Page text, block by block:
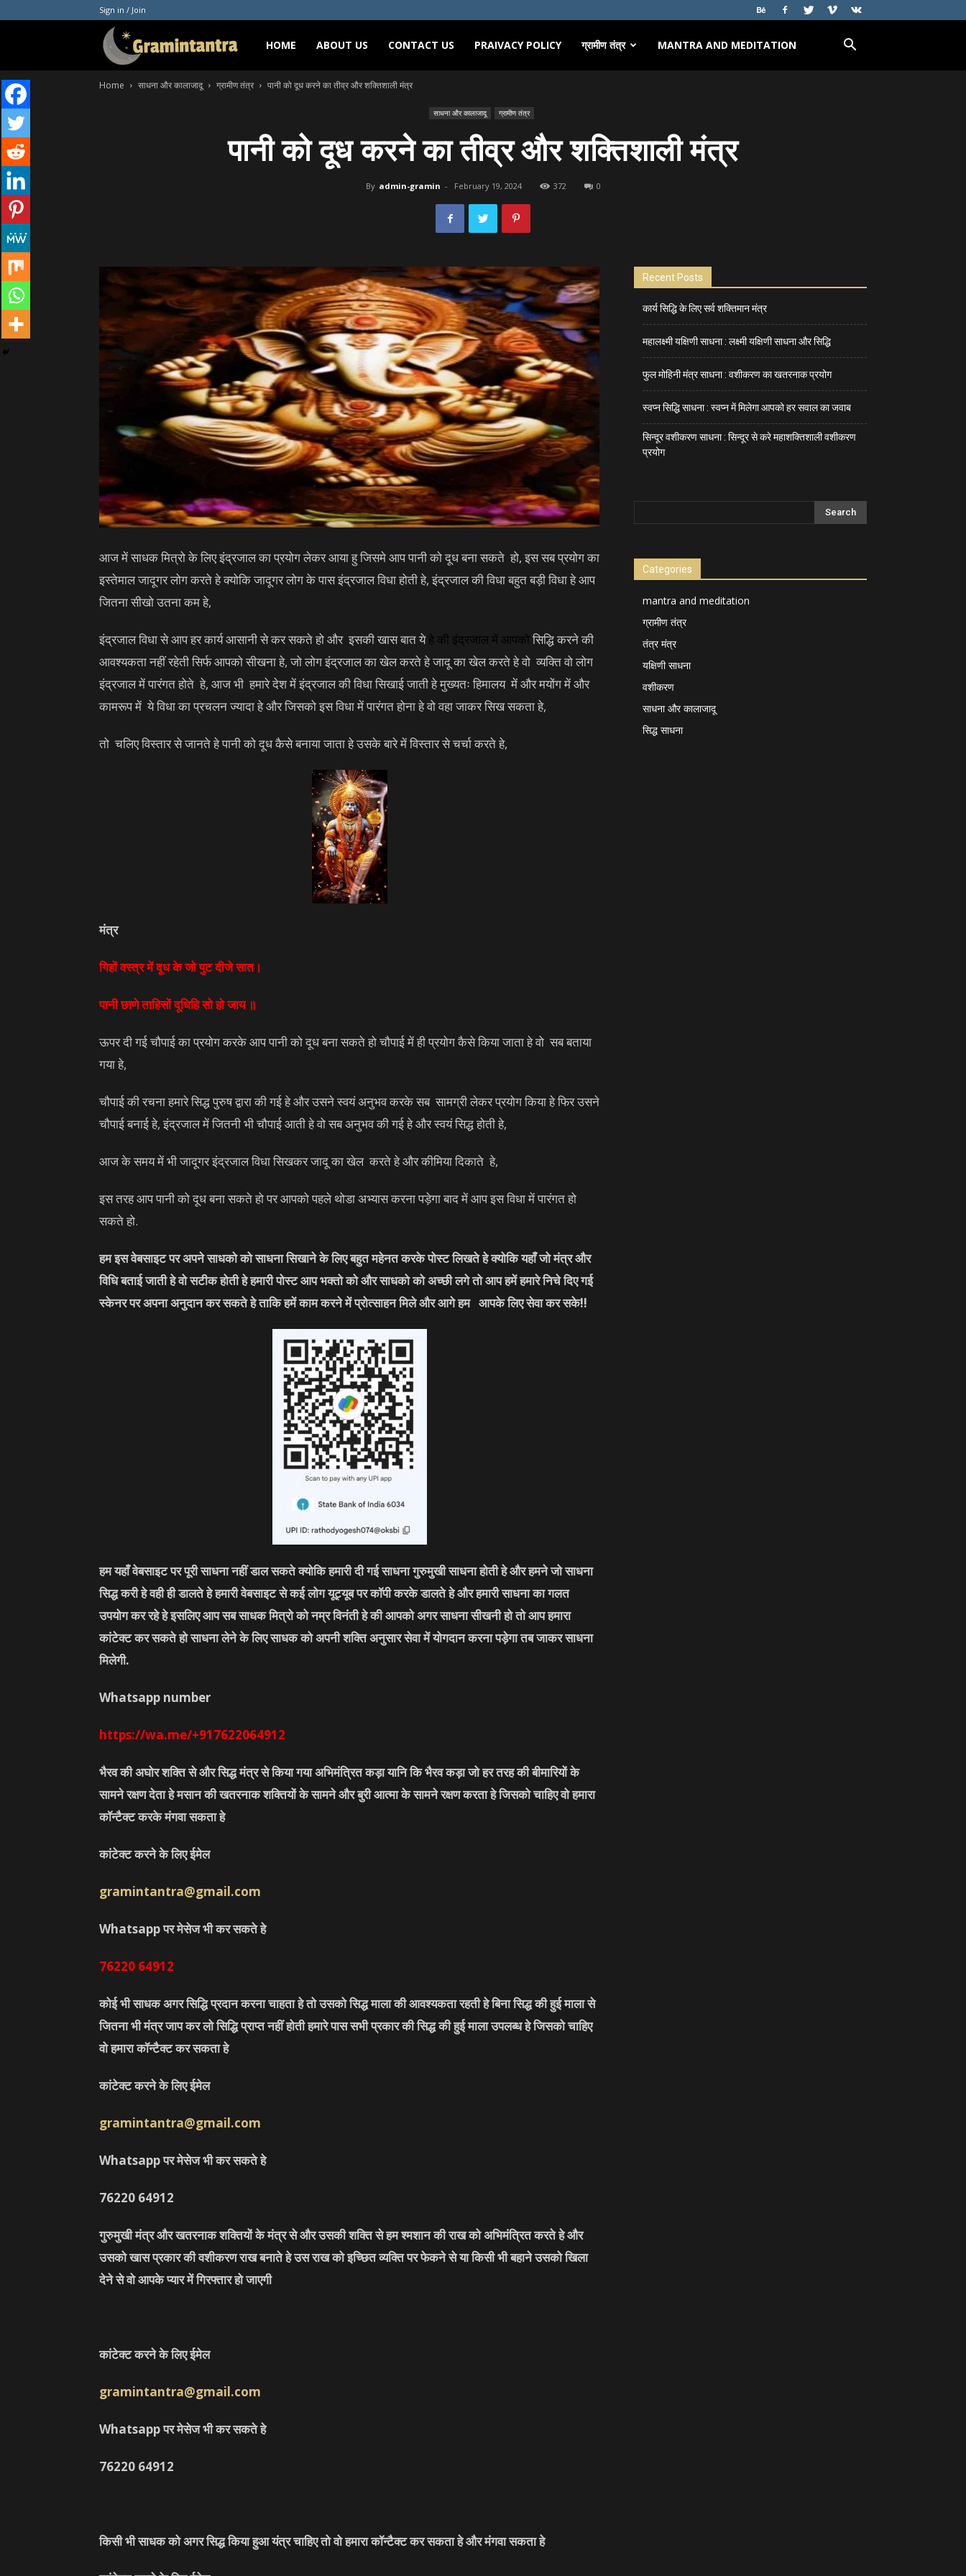
Sign in / Join
Gramintantra
HOME ABOUT US CONTACT US PRAIVACY POLICY ग्रामीण तंत्र MANTRA AND MEDITATION
Home साधना और कालाजादू ग्रामीण तंत्र पानी को दूध करने का तीव्र और शक्तिशाली मंत्र
साधना और कालाजादू ग्रामीण तंत्र
पानी को दूध करने का तीव्र और शक्तिशाली मंत्र
By admin-gramin - February 19, 2024 372 0
आज में साधक मित्रो के लिए इंद्रजाल का प्रयोग लेकर आया हु जिसमे आप पानी को दूध बना सकते हो, इस सब प्रयोग का
इस्तेमाल जादूगर लोग करते हे क्योकि जादूगर लोग के पास इंद्रजाल विधा होती हे, इंद्रजाल की विधा बहुत बड़ी विधा हे आप
जितना सीखो उतना कम हे,
इंद्रजाल विधा से आप हर कार्य आसानी से कर सकते हो और इसकी खास बात येहे की इंद्रजाल में आपकोसिद्धि करने की
आवश्यकता नहीं रहेती सिर्फ आपको सीखना हे, जो लोग इंद्रजाल का खेल करते हे जादू का खेल करते हे वो व्यक्ति वो लोग
इंद्रजाल में पारंगत होते हे, आज भी हमारे देश में इंद्रजाल की विधा सिखाई जाती हे मुख्यतः हिमालय में और मयोंग में और
कामरूप में ये विधा का प्रचलन ज्यादा हे और जिसको इस विधा में पारंगत होना हे वो वहा जाकर सिख सकता हे,
तो चलिए विस्तार से जानते हे पानी को दूध कैसे बनाया जाता हे उसके बारे में विस्तार से चर्चा करते हे,
मंत्र
गिहों वस्त्र में दूध के जो पुट दीजे सात।
पानी छाणे ताहिसों दूधिहि सो हो जाय ॥
ऊपर दी गई चौपाई का प्रयोग करके आप पानी को दूध बना सकते हो चौपाई में ही प्रयोग कैसे किया जाता हे वो सब बताया
गया हे,
चौपाई की रचना हमारे सिद्ध पुरुष द्वारा की गई हे और उसने स्वयं अनुभव करके सब सामग्री लेकर प्रयोग किया हे फिर उसने
चौपाई बनाई हे, इंद्रजाल में जितनी भी चौपाई आती हे वो सब अनुभव की गई हे और स्वयं सिद्ध होती हे,
आज के समय में भी जादूगर इंद्रजाल विधा सिखकर जादू का खेल करते हे और कीमिया दिकाते हे,
इस तरह आप पानी को दूध बना सकते हो पर आपको पहले थोडा अभ्यास करना पड़ेगा बाद में आप इस विधा में पारंगत हो
सकते हो.
हम इस वेबसाइट पर अपने साधको को साधना सिखाने के लिए बहुत महेनत करके पोस्ट लिखते हे क्योकि यहाँ जो मंत्र और
विधि बताई जाती हे वो सटीक होती हे हमारी पोस्ट आप भक्तो को और साधको को अच्छी लगे तो आप हमें हमारे निचे दिए गई
स्केनर पर अपना अनुदान कर सकते हे ताकि हमें काम करने में प्रोत्साहन मिले और आगे हम आपके लिए सेवा कर सके!!
हम यहाँ वेबसाइट पर पूरी साधना नहीं डाल सकते क्योकि हमारी दी गई साधना गुरुमुखी साधना होती हे और हमने जो साधना
सिद्ध करी हे वही ही डालते हे हमारी वेबसाइट से कई लोग यूट्यूब पर कॉपी करके डालते हे और हमारी साधना का गलत
उपयोग कर रहे हे इसलिए आप सब साधक मित्रो को नम्र विनंती हे की आपको अगर साधना सीखनी हो तो आप हमारा
कांटेक्ट कर सकते हो साधना लेने के लिए साधक को अपनी शक्ति अनुसार सेवा में योगदान करना पड़ेगा तब जाकर साधना
मिलेगी.
Whatsapp number
https://wa.me/+917622064912
भैरव की अघोर शक्ति से और सिद्ध मंत्र से किया गया अभिमंत्रित कड़ा यानि कि भैरव कड़ा जो हर तरह की बीमारियों के
सामने रक्षण देता हे मसान की खतरनाक शक्तियों के सामने और बुरी आत्मा के सामने रक्षण करता हे जिसको चाहिए वो हमारा
कॉन्टैक्ट करके मंगवा सकता हे
कांटेक्ट करने के लिए ईमेल
gramintantra@gmail.com
Whatsapp पर मेसेज भी कर सकते हे
76220 64912
कोई भी साधक अगर सिद्धि प्रदान करना चाहता हे तो उसको सिद्ध माला की आवश्यकता रहती हे बिना सिद्ध की हुई माला से
जितना भी मंत्र जाप कर लो सिद्धि प्राप्त नहीं होती हमारे पास सभी प्रकार की सिद्ध की हुई माला उपलब्ध हे जिसको चाहिए
वो हमारा कॉन्टैक्ट कर सकता हे
कांटेक्ट करने के लिए ईमेल
gramintantra@gmail.com
Whatsapp पर मेसेज भी कर सकते हे
76220 64912
गुरुमुखी मंत्र और खतरनाक शक्तियों के मंत्र से और उसकी शक्ति से हम श्मशान की राख को अभिमंत्रित करते हे और
उसको खास प्रकार की वशीकरण राख बनाते हे उस राख को इच्छित व्यक्ति पर फेकने से या किसी भी बहाने उसको खिला
देने से वो आपके प्यार में गिरफ्तार हो जाएगी
कांटेक्ट करने के लिए ईमेल
gramintantra@gmail.com
Whatsapp पर मेसेज भी कर सकते हे
76220 64912
किसी भी साधक को अगर सिद्ध किया हुआ यंत्र चाहिए तो वो हमारा कॉन्टैक्ट कर सकता हे और मंगवा सकता हे
Recent Posts
कार्य सिद्धि के लिए सर्व शक्तिमान मंत्र
महालक्ष्मी यक्षिणी साधना : लक्ष्मी यक्षिणी साधना और सिद्धि
फुल मोहिनी मंत्र साधना : वशीकरण का खतरनाक प्रयोग
स्वप्न सिद्धि साधना : स्वप्न में मिलेगा आपको हर सवाल का जवाब
सिन्दूर वशीकरण साधना : सिन्दूर से करे महाशक्तिशाली वशीकरण
प्रयोग
Categories
mantra and meditation
ग्रामीण तंत्र
तंत्र मंत्र
यक्षिणी साधना
वशीकरण
साधना और कालाजादू
सिद्ध साधना